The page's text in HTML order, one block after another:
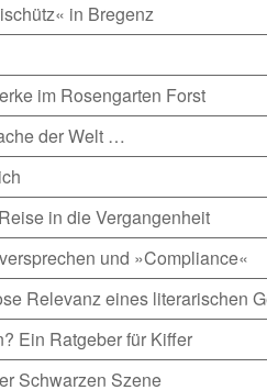
in Bregenz
im Rosengarten Forst
der Welt …
in die Vergangenheit
und »Compliance«
Relevanz eines literarischen
Ein Ratgeber für Kiffer
Schwarzen Szene